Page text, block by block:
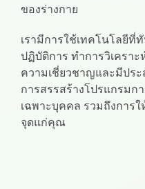
ของร่างกาย
เรามีการใช้เทคโนโลยีที่
ปฏิบัติการ ทำการวิเครา
ความเชี่ยวชาญและมีปร
การสรรสร้างโปรแกรม
เฉพาะบุคคล รวมถึงการ
จุดแก่คุณ